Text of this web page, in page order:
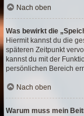
Nach oben
Was bewirkt die
Hiermit kannst du die
späteren Zeitpunkt
kannst du mit der
persönlichen Bereich
Nach oben
Warum muss mein